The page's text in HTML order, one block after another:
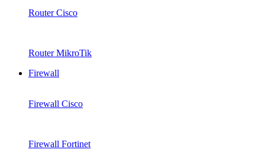
Router Cisco
Router MikroTik
Firewall
Firewall Cisco
Firewall Fortinet